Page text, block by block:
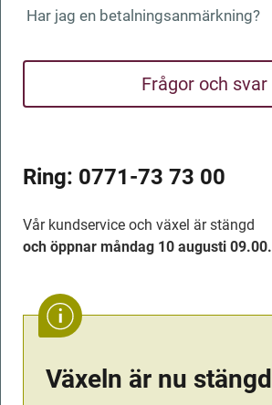
Har jag en betalnings­anmärk­ning?
Frågor och svar
Ring: 0771-73 73 00
Vår kundservice och växel är stängd
och öppnar måndag 10 augusti 09.00.
Växeln är nu stängd